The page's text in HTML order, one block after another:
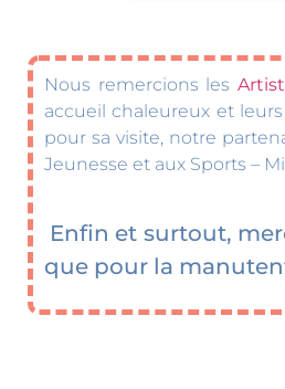
Nous remercions les
accueil chaleureux et
pour sa visite, notre
Jeunesse et aux Sports –
Enfin et surtout,
que pour la